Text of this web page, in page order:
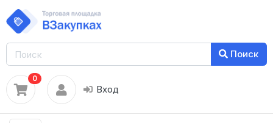
Поиск
0
Вход